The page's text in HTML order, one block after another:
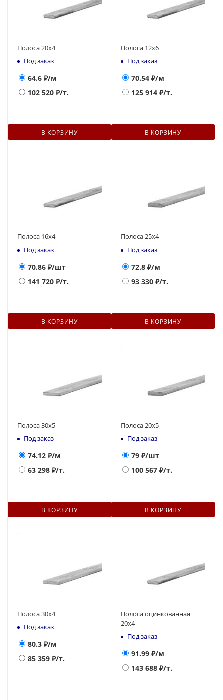
Полоса 20х4
Под заказ
64.6 ₽/м
102 520 ₽/т.
В КОРЗИНУ
Полоса 12х6
Под заказ
70.54 ₽/м
125 914 ₽/т.
В КОРЗИНУ
Полоса 16х4
Под заказ
70.86 ₽/шт
141 720 ₽/т.
В КОРЗИНУ
Полоса 25х4
Под заказ
72.8 ₽/м
93 330 ₽/т.
В КОРЗИНУ
Полоса 30х5
Под заказ
74.12 ₽/м
63 298 ₽/т.
В КОРЗИНУ
Полоса 20х5
Под заказ
79 ₽/шт
100 567 ₽/т.
В КОРЗИНУ
Полоса 30х4
Под заказ
80.3 ₽/м
85 359 ₽/т.
Полоса оцинкованная
20х4
Под заказ
91.99 ₽/м
143 688 ₽/т.